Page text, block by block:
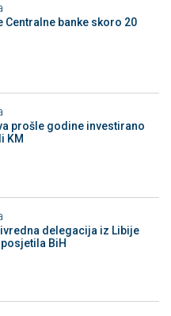
Centralne banke skoro 20
prošle godine investirano
KM
delegacija iz Libije
BiH